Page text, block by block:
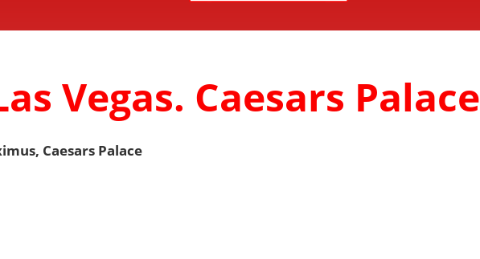
Vegas. Caesars Palace
Caesars Palace